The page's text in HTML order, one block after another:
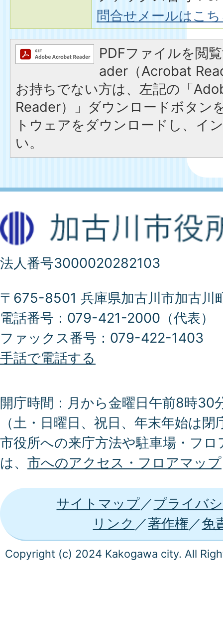
問合せメールはこ
PDFファイルを閲
ader（Acrobat
お持ちでない方は、左記の「
Reader）」ダウンロードボタン
トウェアをダウンロードし、イ
い。
法人番号3000020282103
〒675-8501 兵庫県加古川市加古川
電話番号：079-421-2000（代表）
ファックス番号：079-422-1403
手話で電話する
開庁時間：月から金曜日午前8時30
（土・日曜日、祝日、年末年始は閉
市役所への来庁方法や駐車場・フ
は、 市へのアクセス・フロアマップ
サイトマップ
プライバ
リンク
著作権 免
Copyright (c) 2024 Kakogawa city. All